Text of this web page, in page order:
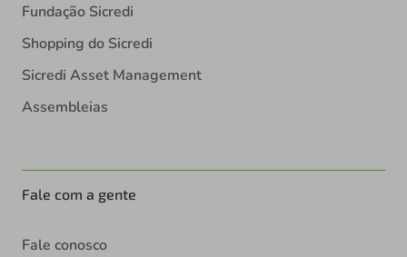
Fundação Sicredi
Shopping do Sicredi
Sicredi Asset Management
Assembleias
Fale com a gente
Fale conosco